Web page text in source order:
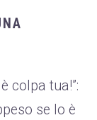
colpa tua!”:
se lo è